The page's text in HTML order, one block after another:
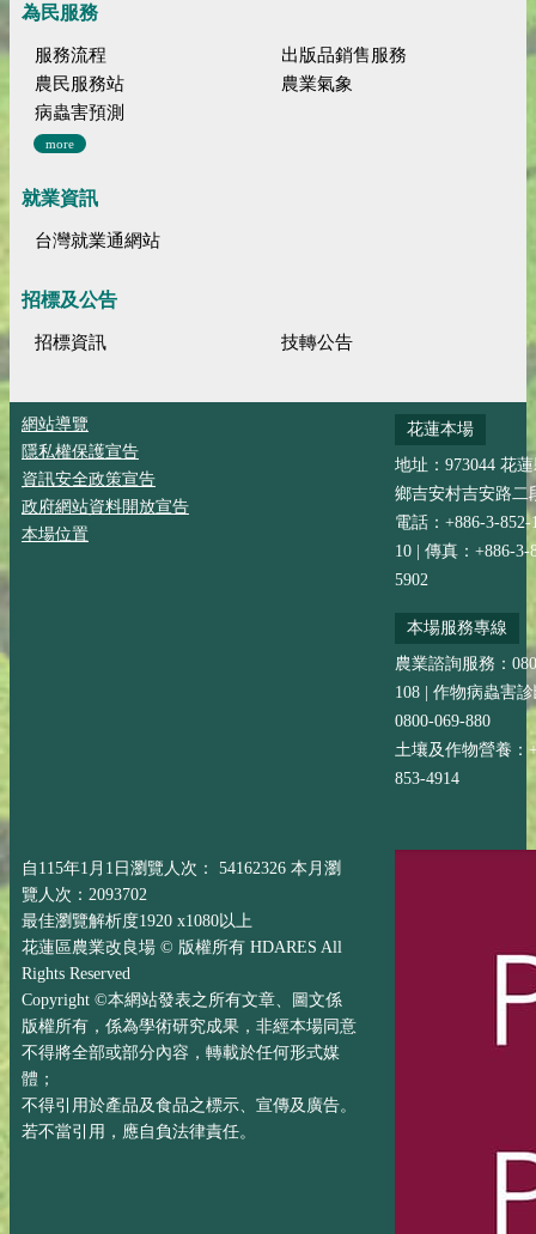
為民服務
服務流程
出版品銷售服務
農民服務站
農業氣象
病蟲害預測
more
就業資訊
台灣就業通網站
招標及公告
招標資訊 技轉公告
網站導覽
隱私權保護宣告
資訊安全政策宣告
政府網站資料開放宣告
本場位置
花蓮本場
地址：973044 花
鄉吉安村吉安路二
電話：+886-3-852-
10 | 傳真：+886-3-
5902
本場服務專線
農業諮詢服務：
108 | 作物病蟲害
0800-069-880
土壤及作物營養：
853-4914
自115年1月1日瀏覽人次： 54162326 本月瀏
覽人次：2093702
最佳瀏覽解析度1920 x1080以上
花蓮區農業改良場 © 版權所有 HDARES All
Rights Reserved
Copyright ©本網站發表之所有文章、圖文係
版權所有，係為學術研究成果，非經本場同意
不得將全部或部分內容，轉載於任何形式媒
體；
不得引用於產品及食品之標示、宣傳及廣告。
若不當引用，應自負法律責任。